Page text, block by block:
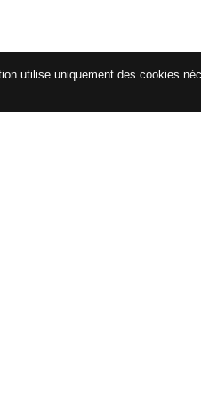
utilise uniquement des cookies